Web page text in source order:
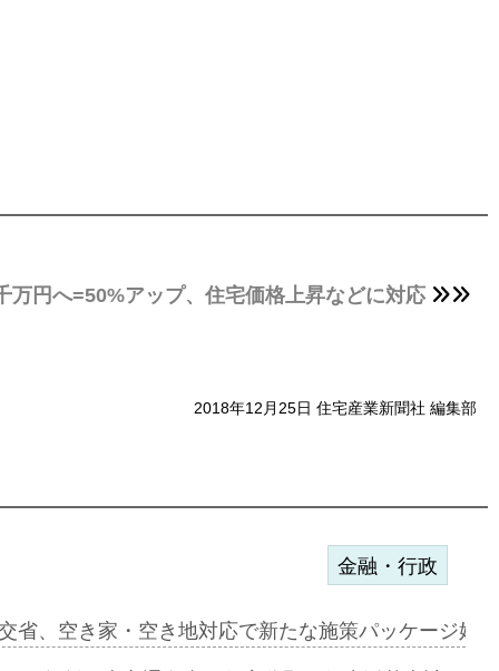
円へ=50%アップ、住宅価格上昇などに対応
2018年12月25日 住宅産業新聞社 編集部
住環…
金融・行政
省、空き家・空き地対応で新たな施策パッケージ始